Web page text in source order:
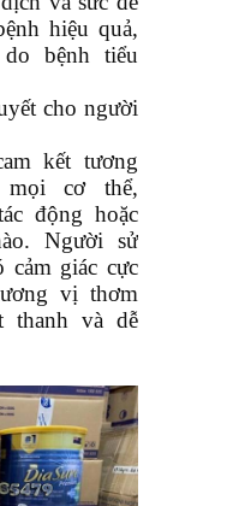
hiệu quả,
bệnh tiểu
cho người
kết tương
cơ thể,
động hoặc
Người sử
cảm giác cực
vị thơm
thanh và dễ